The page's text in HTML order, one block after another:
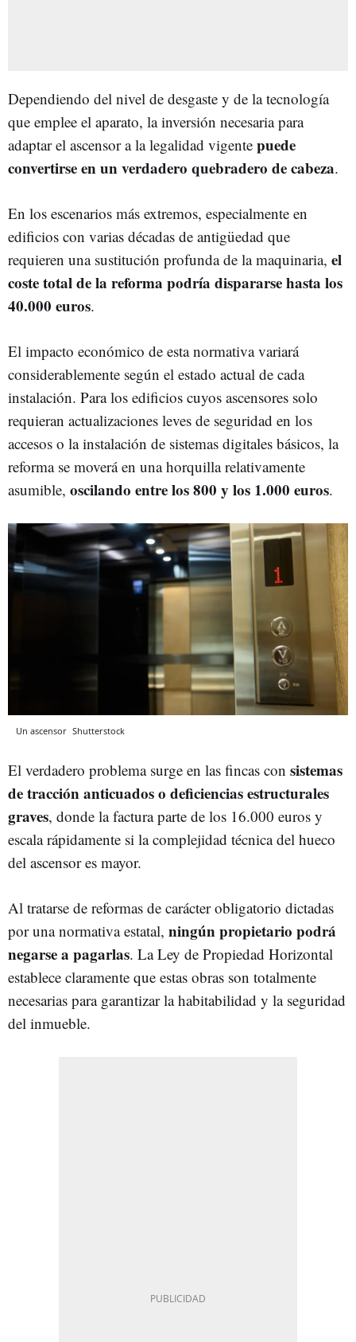
Dependiendo del nivel de desgaste y de la tecnología
que emplee el aparato, la inversión necesaria para
adaptar el ascensor a la legalidad vigente puede
convertirse en un verdadero quebradero de cabeza.
En los escenarios más extremos, especialmente en
edificios con varias décadas de antigüedad que
requieren una sustitución profunda de la maquinaria, el
coste total de la reforma podría dispararse hasta los
40.000 euros.
El impacto económico de esta normativa variará
considerablemente según el estado actual de cada
instalación. Para los edificios cuyos ascensores solo
requieran actualizaciones leves de seguridad en los
accesos o la instalación de sistemas digitales básicos, la
reforma se moverá en una horquilla relativamente
asumible, oscilando entre los 800 y los 1.000 euros.
Un ascensor Shutterstock
El verdadero problema surge en las fincas con sistemas
de tracción anticuados o deficiencias estructurales
graves, donde la factura parte de los 16.000 euros y
escala rápidamente si la complejidad técnica del hueco
del ascensor es mayor.
Al tratarse de reformas de carácter obligatorio dictadas
por una normativa estatal, ningún propietario podrá
negarse a pagarlas. La Ley de Propiedad Horizontal
establece claramente que estas obras son totalmente
necesarias para garantizar la habitabilidad y la seguridad
del inmueble.